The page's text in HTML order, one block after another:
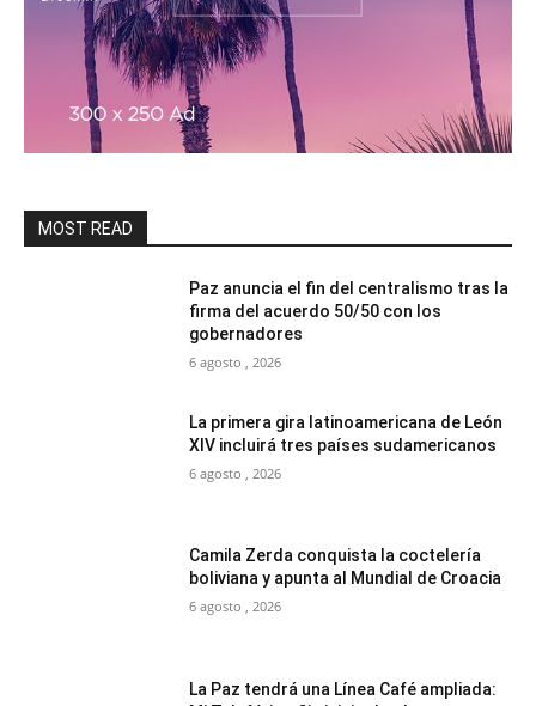
MOST READ
Paz anuncia el fin del centralismo tras la
firma del acuerdo 50/50 con los
gobernadores
6 agosto , 2026
La primera gira latinoamericana de León
XIV incluirá tres países sudamericanos
6 agosto , 2026
Camila Zerda conquista la coctelería
boliviana y apunta al Mundial de Croacia
6 agosto , 2026
La Paz tendrá una Línea Café ampliada: